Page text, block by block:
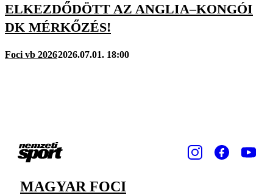
ELKEZDŐDÖTT AZ ANGLIA–KONGÓI
DK MÉRKŐZÉS!
Foci vb 20262026.07.01. 18:00
MAGYAR FOCI